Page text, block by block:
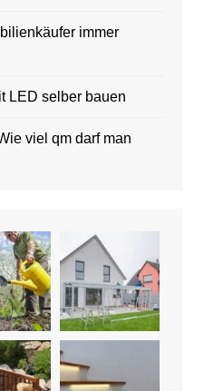
immer
LED selber bauen
viel qm darf man